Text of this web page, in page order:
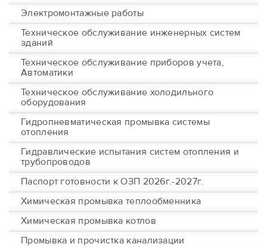
Электромонтажные работы
Техническое обслуживание инженерных систем
зданий
Техническое обслуживание приборов учета,
Автоматики
Техническое обслуживание холодильного
оборудования
Гидропневматическая промывка системы
отопления
Гидравлические испытания систем отопления и
трубопроводов
Паспорт готовности к ОЗП 2026г.-2027г.
Химическая промывка теплообменника
Химическая промывка котлов
Промывка и прочистка канализации